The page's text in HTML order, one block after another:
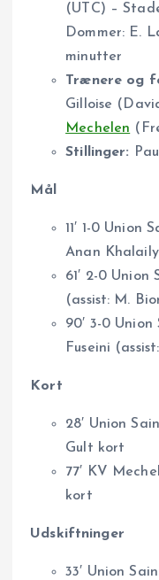
(UTC) –
Dommer: E.
minutter
Trænere og
Gilloise
Mechelen
Stillinger:
Mål
11′ 1-0 Union
Anan
61′ 2-0
(assist: M.
90′ 3-0
Fuseini
Kort
28′ Union
Gult kort
77′ KV
kort
Udskiftninger
33′ Union